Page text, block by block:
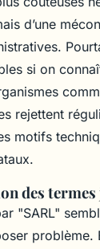
d’une
si on
rejettent
motifs
des
"SARL"
problème.